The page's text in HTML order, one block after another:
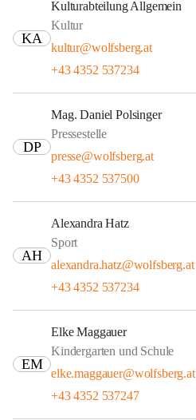
KA
Kulturabteilung Allgemein
Kultur
kultur@wolfsberg.at
+43 4352 537234
DP
Mag. Daniel Polsinger
Pressestelle
presse@wolfsberg.at
+43 4352 537500
AH
Alexandra Hatz
Sport
alexandra.hatz@wolfsberg.at
+43 4352 537234
EM
Elke Maggauer
Kindergarten und Schule
elke.maggauer@wolfsberg.at
+43 4352 537247